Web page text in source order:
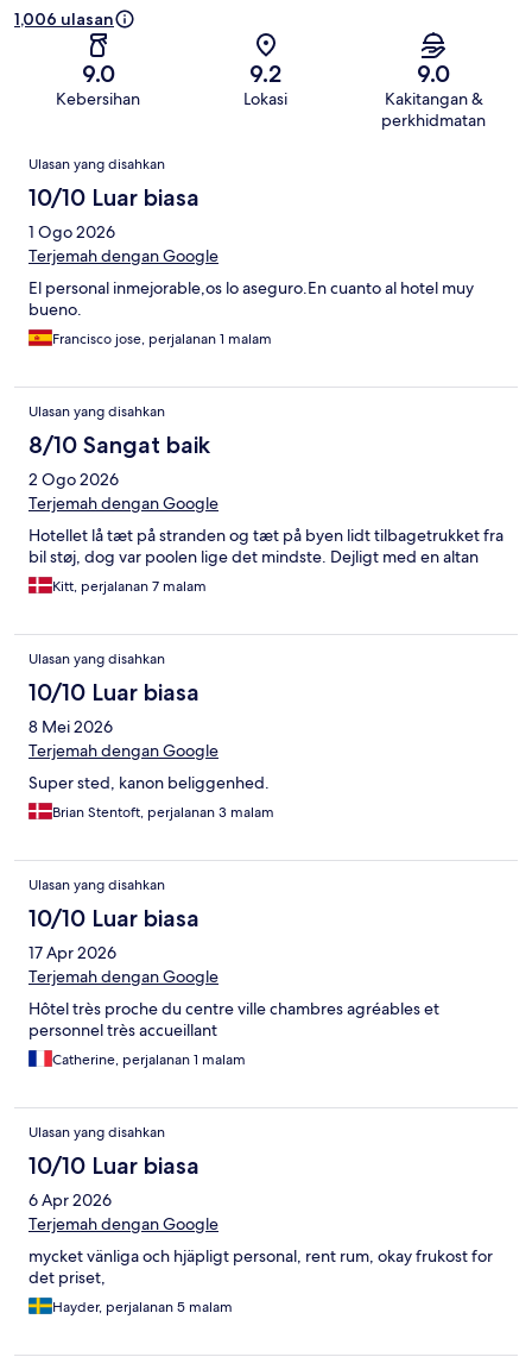
1,006 ulasan
9.0
Kebersihan
9.2
Lokasi
9.0
Kakitangan &
perkhidmatan
Ulasan
Ulasan yang disahkan
10/10 Luar biasa
1 Ogo 2026
Terjemah dengan Google
El personal inmejorable,os lo aseguro.En cuanto al hotel muy
bueno.
Francisco jose, perjalanan 1 malam
Ulasan yang disahkan
8/10 Sangat baik
2 Ogo 2026
Terjemah dengan Google
Hotellet lå tæt på stranden og tæt på byen lidt tilbagetrukket fra
bil støj, dog var poolen lige det mindste. Dejligt med en altan
Kitt, perjalanan 7 malam
Ulasan yang disahkan
10/10 Luar biasa
8 Mei 2026
Terjemah dengan Google
Super sted, kanon beliggenhed.
Brian Stentoft, perjalanan 3 malam
Ulasan yang disahkan
10/10 Luar biasa
17 Apr 2026
Terjemah dengan Google
Hôtel très proche du centre ville chambres agréables et
personnel très accueillant
Catherine, perjalanan 1 malam
Ulasan yang disahkan
10/10 Luar biasa
6 Apr 2026
Terjemah dengan Google
mycket vänliga och hjäpligt personal, rent rum, okay frukost for
det priset,
Hayder, perjalanan 5 malam